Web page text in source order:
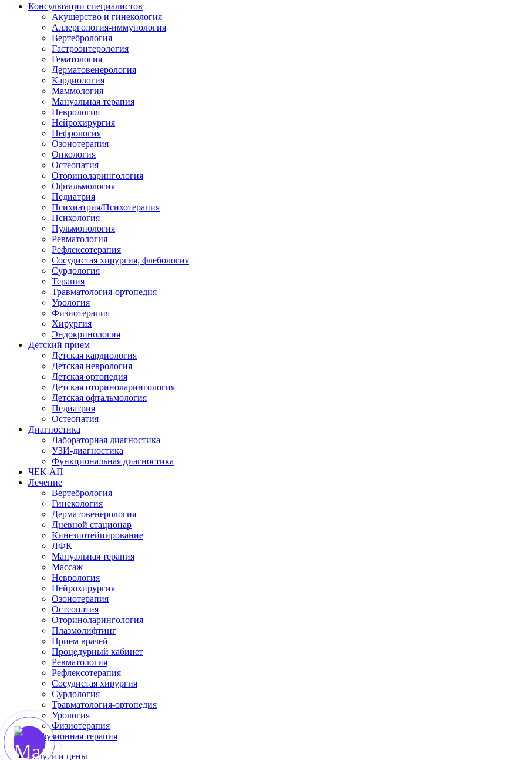
Консультации специалистов
Акушерство и гинекология
Аллергология-иммунология
Вертебрология
Гастроэнтерология
Гематология
Дерматовенерология
Кардиология
Маммология
Мануальная терапия
Неврология
Нейрохирургия
Нефрология
Озонотерапия
Онкология
Остеопатия
Оториноларингология
Офтальмология
Педиатрия
Психиатрия/Психотерапия
Психология
Пульмонология
Ревматология
Рефлексотерапия
Сосудистая хирургия, флебология
Сурдология
Терапия
Травматология-ортопедия
Урология
Физиотерапия
Хирургия
Эндокринология
Детский прием
Детская кардиология
Детская неврология
Детская ортопедия
Детская оториноларингология
Детская офтальмология
Педиатрия
Остеопатия
Диагностика
Лабораторная диагностика
УЗИ-диагностика
Функциональная диагностика
ЧЕК-АП
Лечение
Вертебрология
Гинекология
Дерматовенерология
Дневной стационар
Кинезиотейпирование
ЛФК
Мануальная терапия
Массаж
Неврология
Нейрохирургия
Озонотерапия
Остеопатия
Оториноларингология
Плазмолифтинг
Прием врачей
Процедурный кабинет
Ревматология
Рефлексотерапия
Сосудистая хирургия
Сурдология
Травматология-ортопедия
Урология
Физиотерапия
Инфузионная терапия
Услуги и цены